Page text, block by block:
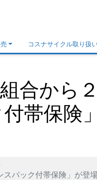
コスナサイクル取り扱
合から
帯保険
パック付帯保険」が登場